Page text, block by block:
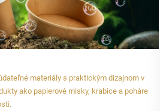
materiály s praktickým dizajnom v
ako papierové misky, krabice a poháre